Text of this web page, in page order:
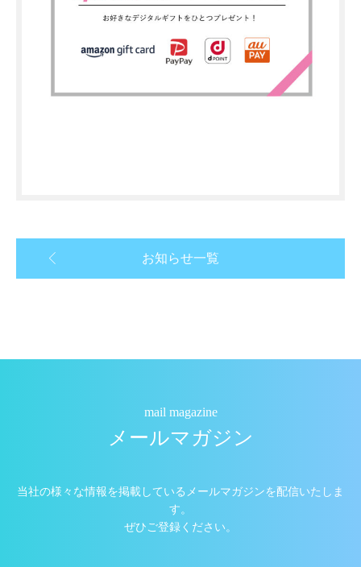
お知らせ一覧
mail magazine
メールマガジン
当社の様々な情報を掲載しているメールマガジンを配信いたしま
す。
ぜひご登録ください。